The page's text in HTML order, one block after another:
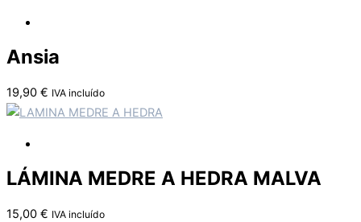
Ansia
19,90 € IVA incluído
LÁMINA MEDRE A HEDRA MALVA
15,00 € IVA incluído